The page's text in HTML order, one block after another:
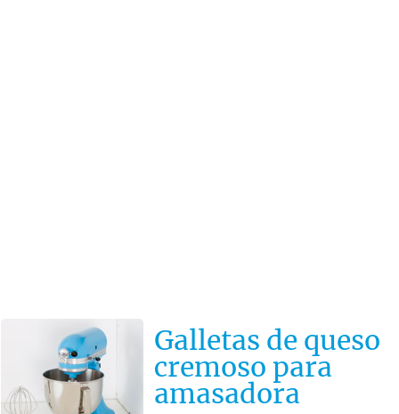
Galletas de queso
cremoso para
amasadora